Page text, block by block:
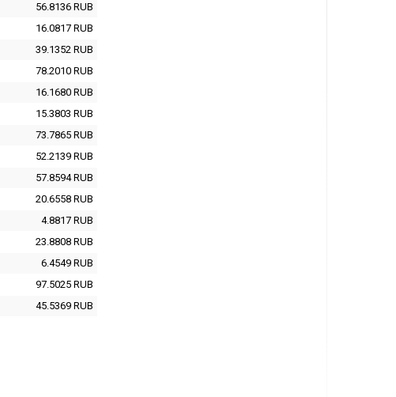
56.8136 RUB
16.0817 RUB
39.1352 RUB
78.2010 RUB
16.1680 RUB
15.3803 RUB
73.7865 RUB
52.2139 RUB
57.8594RUB
20.6558 RUB
4.8817 RUB
23.8808 RUB
6.4549 RUB
97.5025 RUB
45.5369 RUB